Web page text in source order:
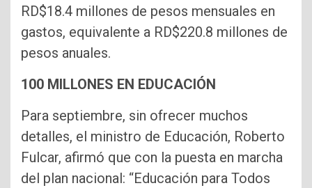
RD$18.4 millones de pesos mensuales en
gastos, equivalente a RD$220.8 millones de
pesos anuales.
100 MILLONES EN EDUCACIÓN
Para septiembre, sin ofrecer muchos
detalles, el ministro de Educación, Roberto
Fulcar, afirmó que con la puesta en marcha
del plan nacional: “Educación para Todos